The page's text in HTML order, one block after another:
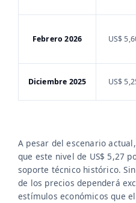
Febrero 2026 US$
Diciembre 2025 US$
A pesar del escenario
que este nivel de US$ 5,27
soporte técnico histórico.
de los precios dependerá
estímulos económicos que